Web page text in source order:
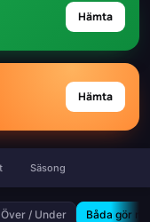
Hämta
Hämta
Säsong
Över / Under Båda gör